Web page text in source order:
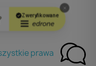
prawa